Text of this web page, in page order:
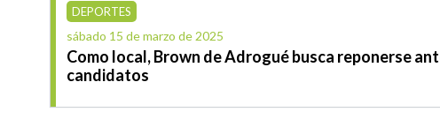
DEPORTES
sábado 15 de marzo de 2025
Como local, Brown de Adrogué busca reponerse
candidatos